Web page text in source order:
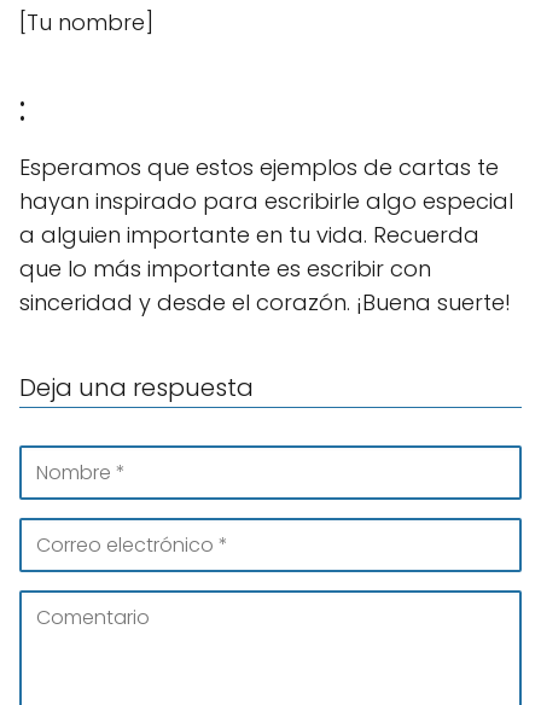
[Tu nombre]
:
Esperamos que estos ejemplos de cartas te
hayan inspirado para escribirle algo especial
a alguien importante en tu vida. Recuerda
que lo más importante es escribir con
sinceridad y desde el corazón. ¡Buena suerte!
Deja una respuesta